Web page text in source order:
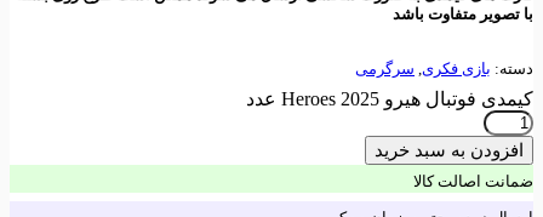
با تصویر متفاوت باشد
دسته: بازی فکری سرگرمی
کیمدی فوتبال هیرو 2025 Heroes عدد
افزودن به سبد خرید
ضمانت اصالت کالا